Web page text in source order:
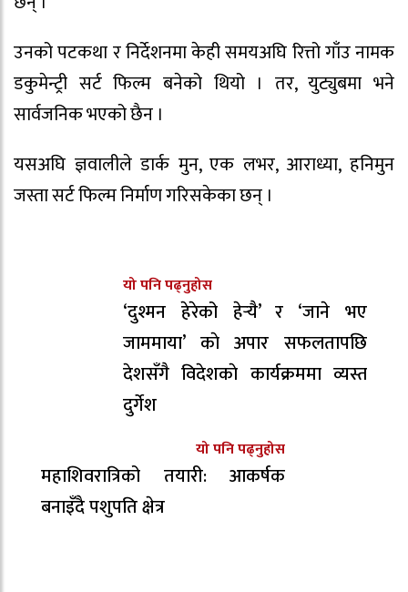
उनको पटकथा र निर्देशनमा केही समयअघि रित्तो गाँउ नामक
डकुमेन्ट्री सर्ट फिल्म बनेको थियो । तर, युट्युबमा भने
सार्वजनिक भएको छैन ।
यसअघि ज्ञवालीले डार्क मुन, एक लभर, आराध्या, हनिमुन
जस्ता सर्ट फिल्म निर्माण गरिसकेका छन् ।
यो पनि पढ्नुहोस
‘दुश्मन हेरेको हेर्‍यै’ र ‘जाने भए
जाममाया’ काे अपार सफलतापछि
देशसँगै विदेशकाे कार्यक्रममा व्यस्त
दुर्गेश
यो पनि पढ्नुहोस
महाशिवरात्रिको तयारी: आकर्षक
बनाइँदै पशुपति क्षेत्र